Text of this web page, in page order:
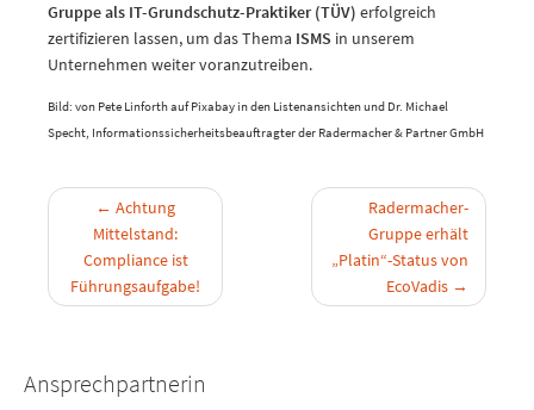
Gruppe als IT-Grundschutz-Praktiker (TÜV) erfolgreich
zertifizieren lassen, um das Thema ISMS in unserem
Unternehmen weiter voranzutreiben.
Bild: von Pete Linforth auf Pixabay in den Listenansichten und Dr. Michael
Specht, Informationssicherheitsbeauftragter der Radermacher & Partner GmbH
←Achtung
Mittelstand:
Compliance ist
Führungsaufgabe!
Radermacher-
Gruppe erhält
„Platin“-Status von
EcoVadis →
Ansprechpartnerin